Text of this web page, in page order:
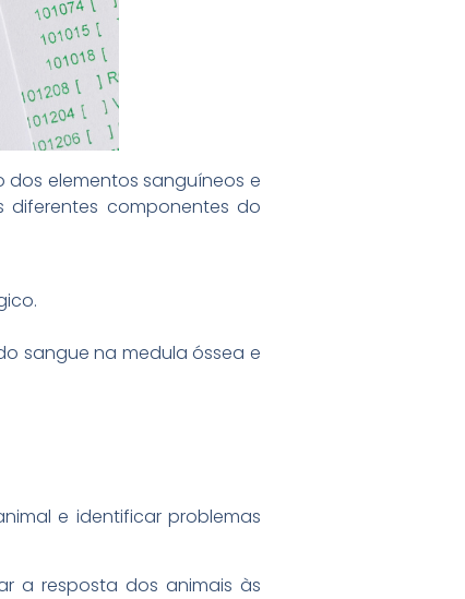
elementos sanguíneos e
componentes do
sangue na medula óssea e
e identificar problemas
a resposta dos animais às